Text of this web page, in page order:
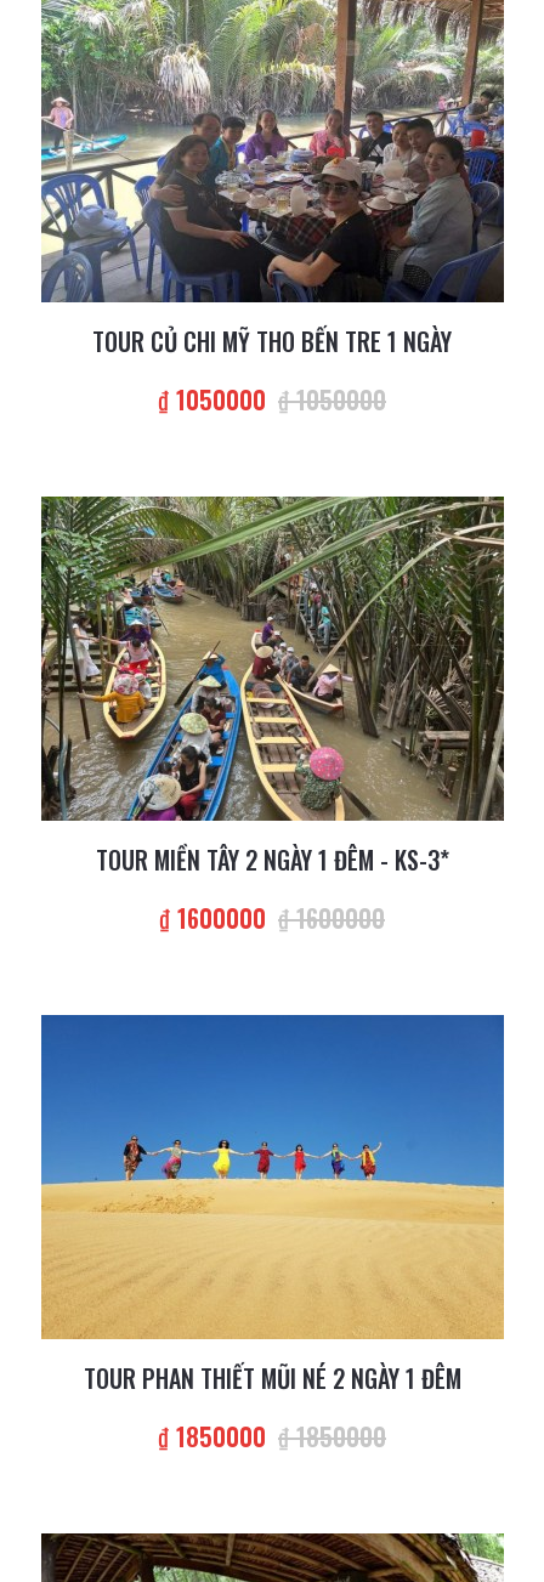
TOUR CỦ CHI MỸ THO BẾN TRE 1 NGÀY
₫ 1050000 ₫ 1050000
TOUR MIỀN TÂY 2 NGÀY 1 ĐÊM - KS-3*
₫ 1600000 ₫ 1600000
TOUR PHAN THIẾT MŨI NÉ 2 NGÀY 1 ĐÊM
₫ 1850000 ₫ 1850000